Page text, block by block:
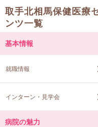
取手北相馬保健医療
ンツ一覧
基本情報
就職情報
インターン・見学会
病院の魅力